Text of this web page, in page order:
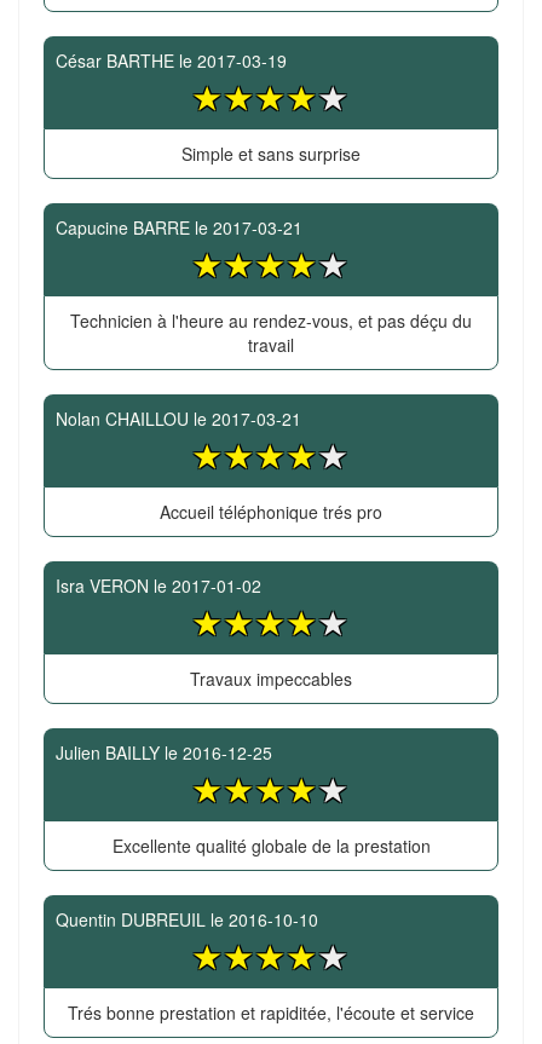
César BARTHE le 2017-03-19
Simple et sans surprise
Capucine BARRE le 2017-03-21
Technicien à l'heure au rendez-vous, et pas déçu du
travail
Nolan CHAILLOU le 2017-03-21
Accueil téléphonique trés pro
Isra VERON le 2017-01-02
Travaux impeccables
Julien BAILLY le 2016-12-25
Excellente qualité globale de la prestation
Quentin DUBREUIL le 2016-10-10
Trés bonne prestation et rapiditée, l'écoute et service